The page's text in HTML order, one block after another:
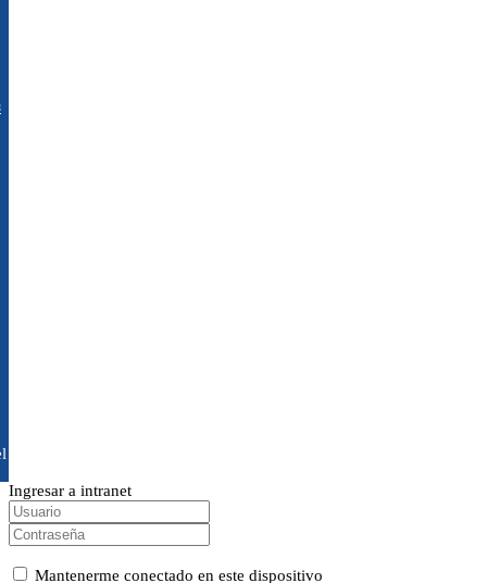
Ingresar a intranet
Mantenerme conectado en este dispositivo